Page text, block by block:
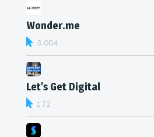
Wonder.me
3.004
Let's Get Digital
172